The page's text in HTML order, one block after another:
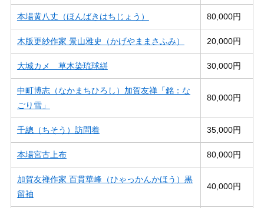
本場黄八丈（ほんばきはちじょう） 80,000円
木版更紗作家 景山雅史（かげやままさふみ） 20,000円
大城カメ 草木染琉球絣 30,000円
中町博志（なかまちひろし）加賀友禅「銘：な
ごり雪」
80,000円
千總（ちそう）訪問着 35,000円
本場宮古上布 80,000円
加賀友禅作家 百貫華峰（ひゃっかんかほう）黒
留袖
40,000円